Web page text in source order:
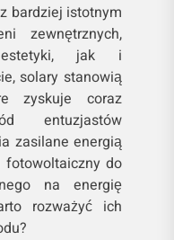
bardziej istotnym
zewnętrznych,
jak i
solary stanowią
zyskuje coraz
entuzjastów
zasilane energią
fotowoltaiczny do
na energię
rozważyć ich